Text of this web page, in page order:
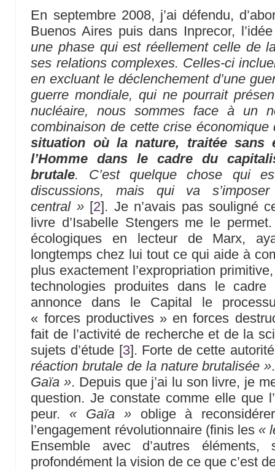
En septembre 2008, j’ai défendu,
Buenos Aires puis dans Inprecor,
une phase qui est réellement celle de
ses relations complexes. Celles-ci
en excluant le déclenchement d’une
guerre mondiale, qui ne pourrait
nucléaire, nous sommes face à un
combinaison de cette crise
situation où la nature, traitée sans
l’Homme dans le cadre du
brutale. C’est quelque chose qui
discussions, mais qui va
central »[2]. Je n’avais pas souligné
livre d’Isabelle Stengers me le
écologiques en lecteur de Marx,
longtemps chez lui tout ce qui aide à
plus exactement l’expropriation
technologies produites dans le
annonce dans le Capital le
« forces productives » en forces
fait de l’activité de recherche et de la
sujets d’étude [3]. Forte de cette
réaction brutale de la nature brutalisée »
Gaïa ». Depuis que j’ai lu son livre, je
question. Je constate comme elle que
peur. « Gaïa »oblige à
l’engagement révolutionnaire (finis les «
Ensemble avec d’autres éléments,
profondément la vision de ce que c’est